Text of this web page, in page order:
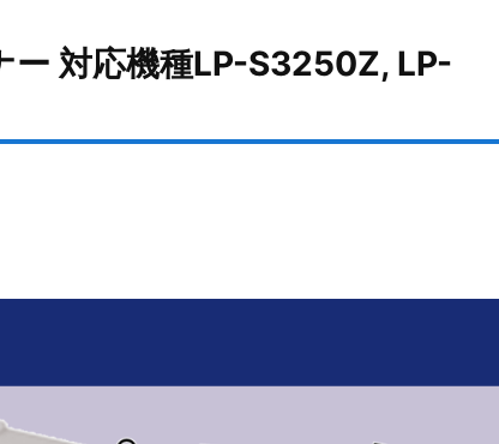
ー 対応機種LP-S3250Z, LP-